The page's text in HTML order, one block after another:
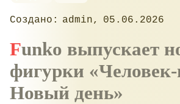
admin 05.06.2026
Funko выпускает новые
фигурки
Новый день